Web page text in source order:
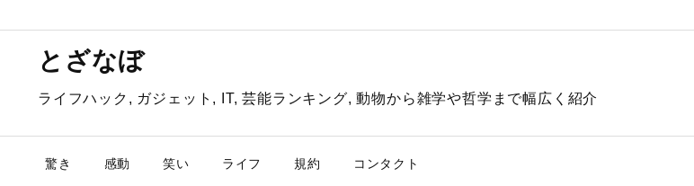
とざなぼ
ライフハック, ガジェット, IT, 芸能ランキング, 動物から雑学や哲学まで幅広く紹介
驚き 感動 笑い ライフ 規約 コンタクト